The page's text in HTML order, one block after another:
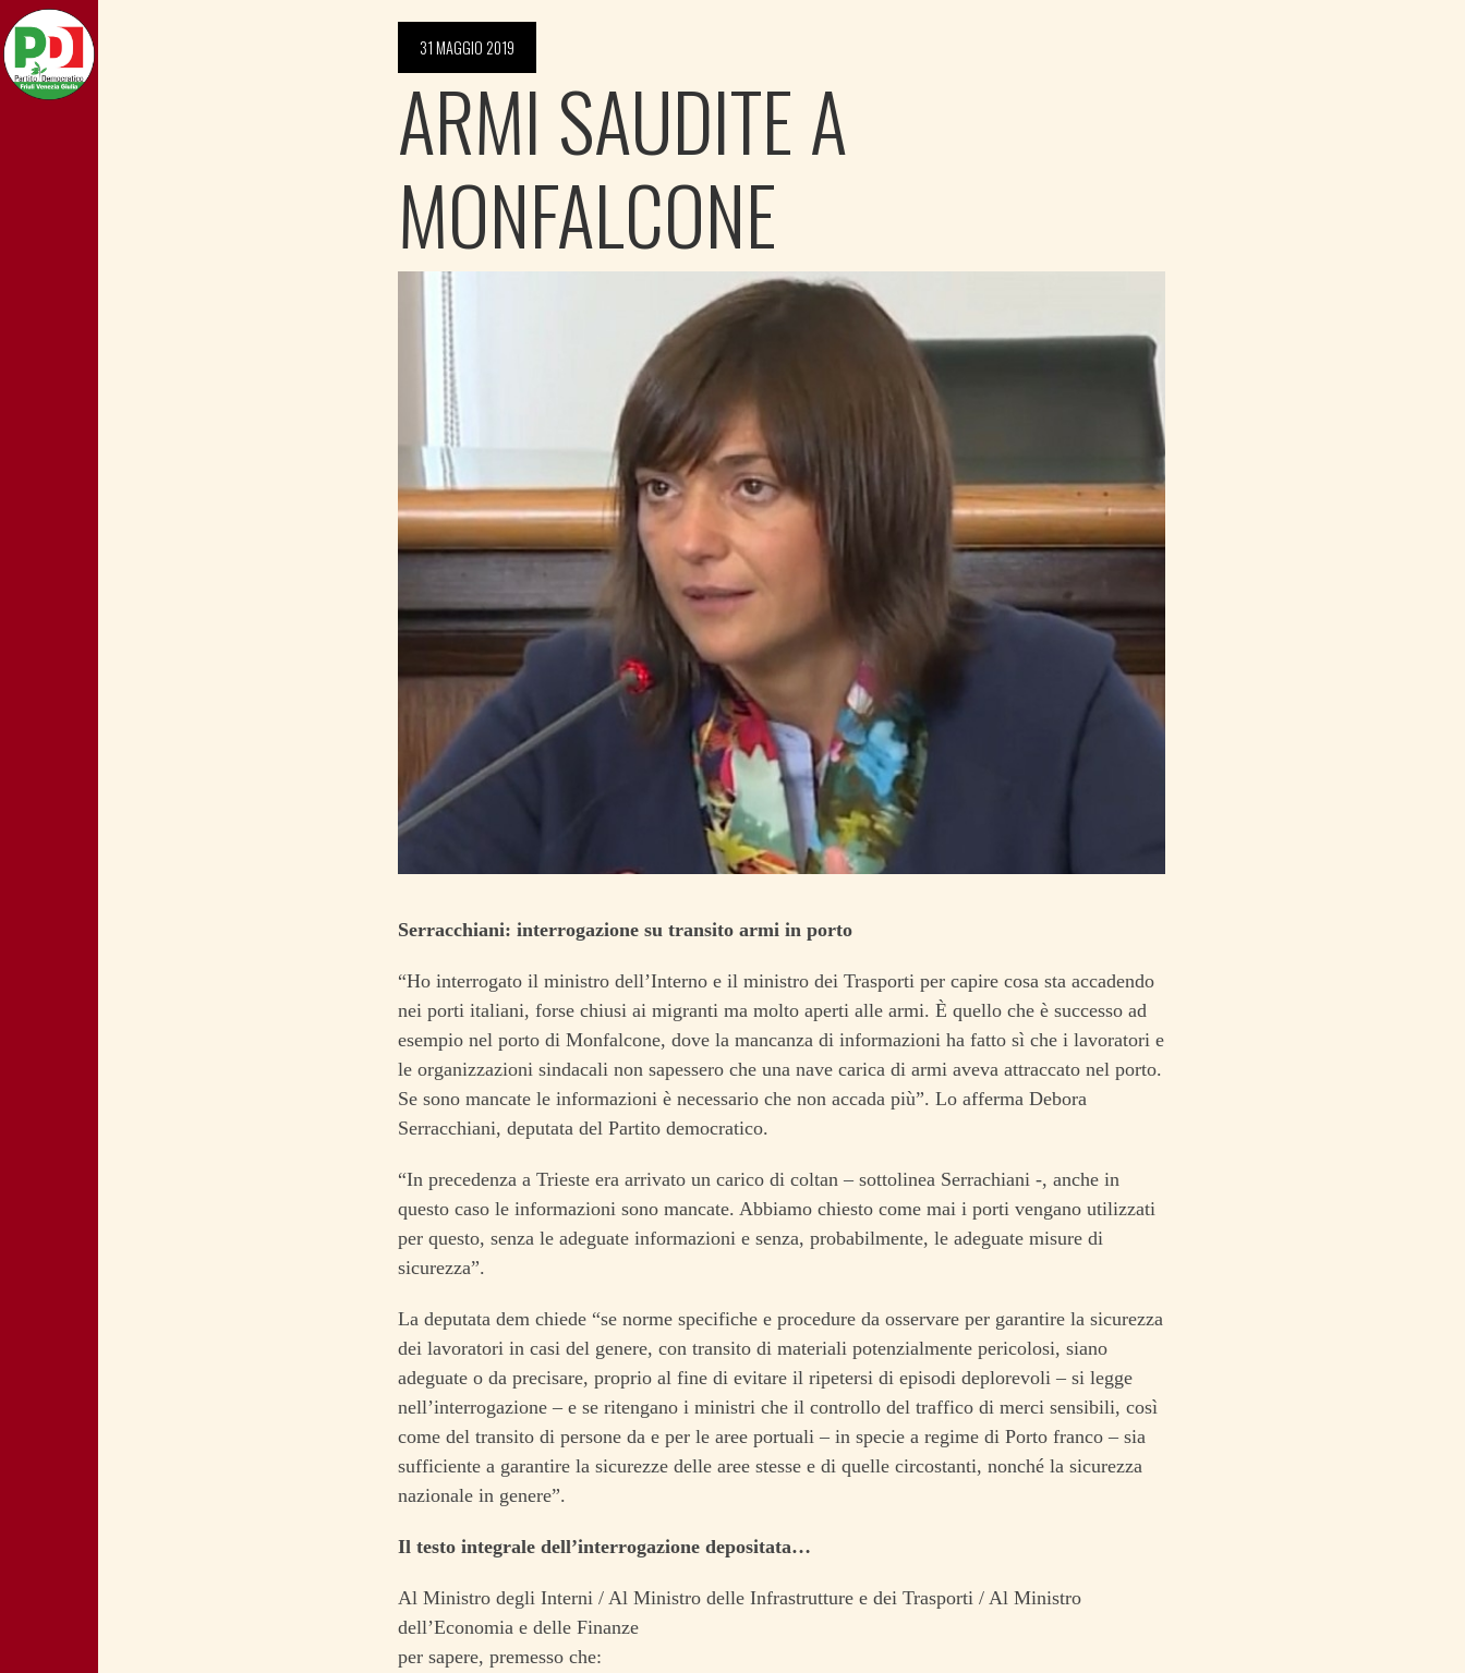
31 MAGGIO 2019
ARMI SAUDITE A
MONFALCONE
Serracchiani: interrogazione su transito armi in porto
“Ho interrogato il ministro dell’Interno e il ministro dei Trasporti per capire cosa sta accadendo
nei porti italiani, forse chiusi ai migranti ma molto aperti alle armi. È quello che è successo ad
esempio nel porto di Monfalcone, dove la mancanza di informazioni ha fatto sì che i lavoratori e
le organizzazioni sindacali non sapessero che una nave carica di armi aveva attraccato nel porto.
Se sono mancate le informazioni è necessario che non accada più”. Lo afferma Debora
Serracchiani, deputata del Partito democratico.
“In precedenza a Trieste era arrivato un carico di coltan – sottolinea Serrachiani -, anche in
questo caso le informazioni sono mancate. Abbiamo chiesto come mai i porti vengano utilizzati
per questo, senza le adeguate informazioni e senza, probabilmente, le adeguate misure di
sicurezza”.
La deputata dem chiede “se norme specifiche e procedure da osservare per garantire la sicurezza
dei lavoratori in casi del genere, con transito di materiali potenzialmente pericolosi, siano
adeguate o da precisare, proprio al fine di evitare il ripetersi di episodi deplorevoli – si legge
nell’interrogazione – e se ritengano i ministri che il controllo del traffico di merci sensibili, così
come del transito di persone da e per le aree portuali – in specie a regime di Porto franco – sia
sufficiente a garantire la sicurezze delle aree stesse e di quelle circostanti, nonché la sicurezza
nazionale in genere”.
Il testo integrale dell’interrogazione depositata…
Al Ministro degli Interni / Al Ministro delle Infrastrutture e dei Trasporti / Al Ministro
dell’Economia e delle Finanze
per sapere, premesso che: